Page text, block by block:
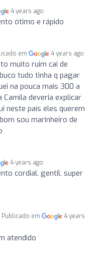
4 years ago
ótimo e rápido
em 4 years ago
muito ruim cai de
tudo tinha q pagar
na pouca mais 300 a
Camila deveria explicar
neste país eles querem
sou marinheiro de
4 years ago
cordial, gentil, super
Publicado em
4 years
atendido